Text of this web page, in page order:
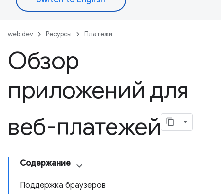
web.dev Ресурсы Платежи
Обзор
приложений для
веб-платежей
Содержание
Поддержка браузеров